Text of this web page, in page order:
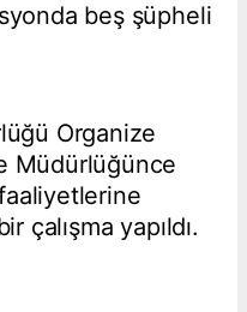
beş şüpheli
Organize
Müdürlüğünce
çalışma yapıldı.